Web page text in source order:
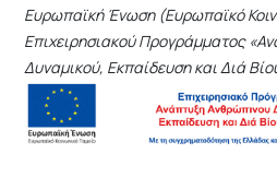
Ευρωπαϊκή Ένωση (Ευρωπαϊκό
Επιχειρησιακού Προγράμματος
Δυναμικού, Εκπαίδευση και Διά